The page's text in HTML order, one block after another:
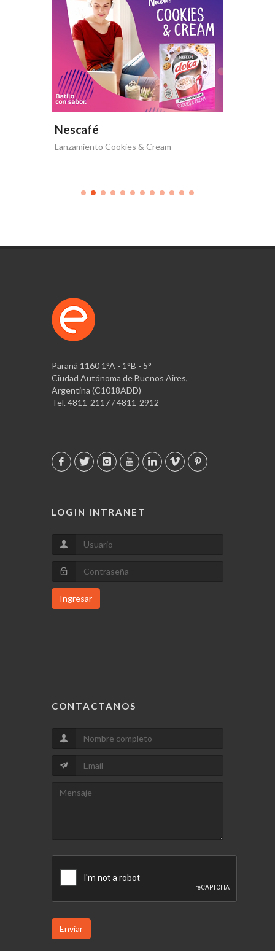
Nescafé
Lanzamiento Cookies & Cream
Paraná 1160 1°A - 1°B - 5°
Ciudad Autónoma de Buenos Aires,
Argentina (C1018ADD)
Tel. 4811-2117 / 4811-2912
LOGIN INTRANET
Ingresar
CONTACTANOS
Enviar